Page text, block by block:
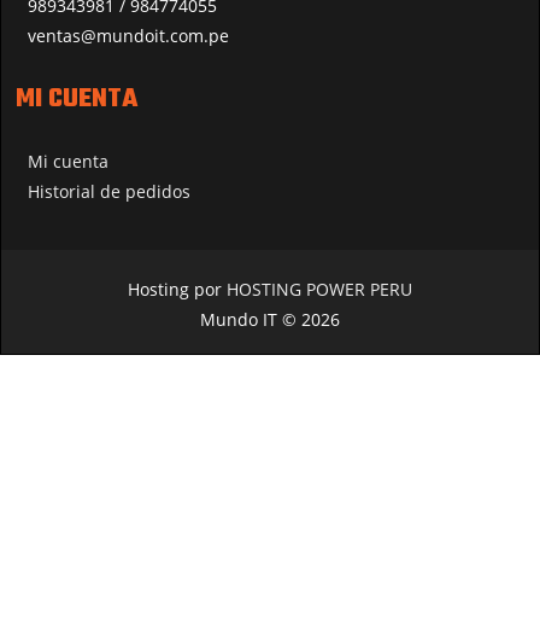
989343981 / 984774055
ventas@mundoit.com.pe
MI CUENTA
Mi cuenta
Historial de pedidos
Hosting por HOSTING POWER PERU
Mundo IT © 2026